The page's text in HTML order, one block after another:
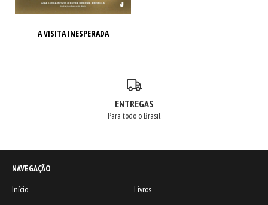
A VISITA INESPERADA
ENTREGAS
Para todo o Brasil
NAVEGAÇÃO
Início
Livros